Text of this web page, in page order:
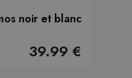
noir et blanc
39.99 €